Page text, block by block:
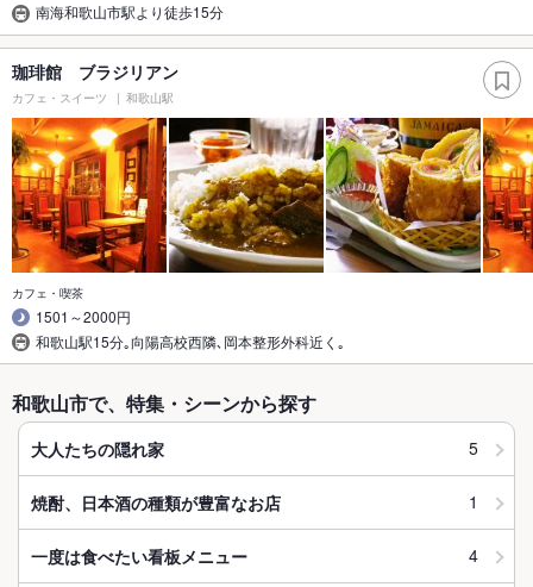
南海和歌山市駅より徒歩15分
珈琲館 ブラジリアン
カフェ・スイーツ 和歌山駅
カフェ・喫茶
1501～2000円
和歌山駅15分｡向陽高校西隣､岡本整形外科近く｡
和歌山市で、特集・シーンから探す
大人たちの隠れ家 5
焼酎、日本酒の種類が豊富なお店 1
一度は食べたい看板メニュー 4